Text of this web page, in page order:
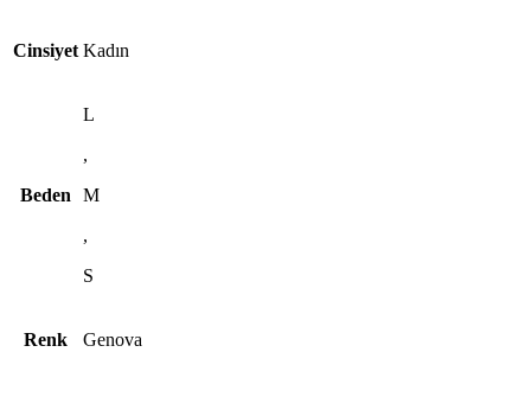
Cinsiyet Kadın
Beden
L
,
M
,
S
Renk Genova